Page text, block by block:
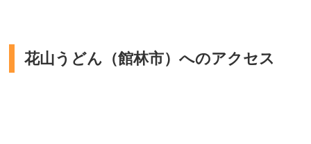
花山うどん（館林市）へのアクセス